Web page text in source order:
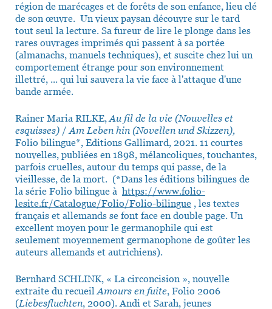
région de marécages et de forêts de son enfance, lieu clé
de son œuvre. Un vieux paysan découvre sur le tard
tout seul la lecture. Sa fureur de lire le plonge dans les
rares ouvrages imprimés qui passent à sa portée
(almanachs, manuels techniques), et suscite chez lui un
comportement étrange pour son environnement
illettré, ... qui lui sauvera la vie face à l'attaque d'une
bande armée.
Rainer Maria RILKE,Au fil de la vie (Nouvelles et
esquisses) /Am Leben hin (Novellen und Skizzen),
Folio bilingue*, Editions Gallimard, 2021. 11 courtes
nouvelles, publiées en 1898, mélancoliques, touchantes,
parfois cruelles, autour du temps qui passe, de la
vieillesse, de la mort. (*Dans les éditions bilingues de
la série Folio bilingue à https://www.folio-
lesite.fr/Catalogue/Folio/Folio-bilingue , les textes
français et allemands se font face en double page. Un
excellent moyen pour le germanophile qui est
seulement moyennement germanophone de goûter les
auteurs allemands et autrichiens).
Bernhard SCHLINK, « La circoncision », nouvelle
extraite du recueilAmours en fuite, Folio 2006
(Liebesfluchten, 2000). Andi et Sarah, jeunes